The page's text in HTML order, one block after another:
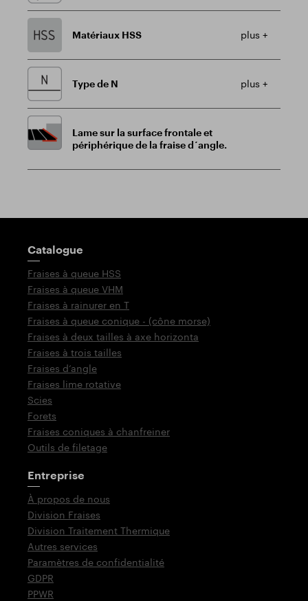
Matériaux HSS plus +
Type de N plus +
Lame sur la surface frontale et
périphérique de la fraise d´angle.
Poteau indicateur
Catalogue
Fraises à queue HSS
Fraises à queue VHM
Fraises à rainurer en T
Fraises à queue conique - (cône morse)
Fraises à deux tailles à axe horizonta
Fraises à trois tailles
Fraises d‘angle
Fraises lime rotative
Scies
Forets
Fraises coniques à chanfreiner
Outils de filetage
Entreprise
À propos de nous
Division Fraises
Division Traitement Thermique
Autres services
Paramètres de confidentialité
GDPR
PPWR